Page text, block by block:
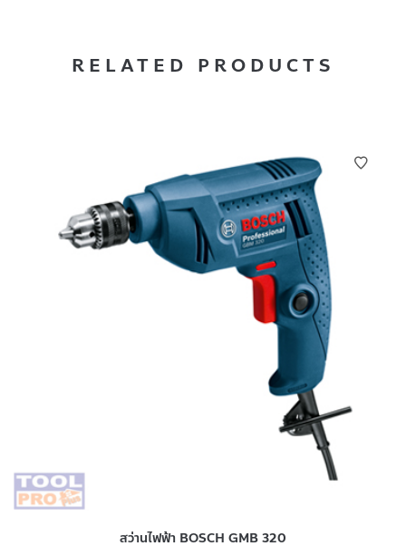
RELATED PRODUCTS
สว่านไฟฟ้า BOSCH GMB 320